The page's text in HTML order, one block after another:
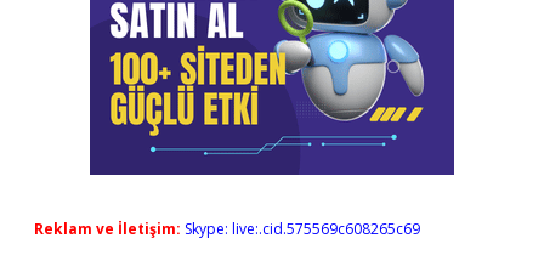
Reklam ve İletişim: Skype: live:.cid.575569c608265c69